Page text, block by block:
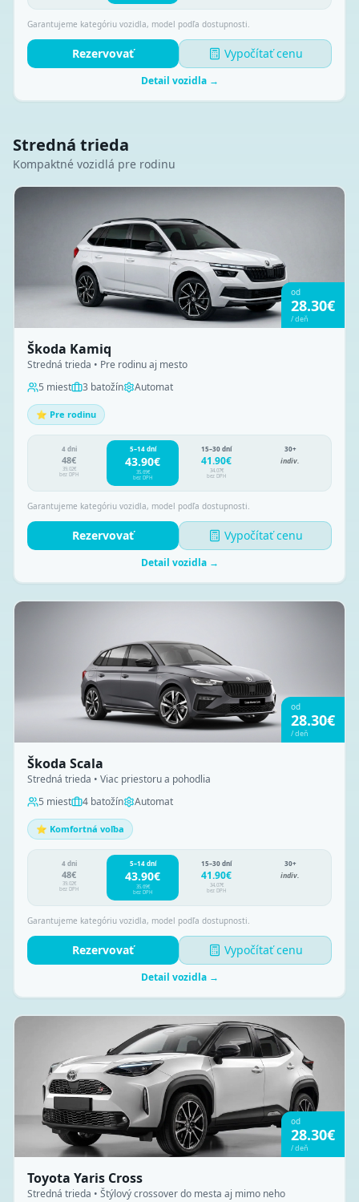
Garantujeme kategóriu vozidla, model podľa dostupnosti.
Rezervovať Vypočítať cenu
Detail vozidla →
Stredná trieda
Kompaktné vozidlá pre rodinu
od
28.30€
/deň
Škoda Kamiq
Stredná trieda • Pre rodinu aj mesto
5 miest 3 batožín Automat
⭐ Pre rodinu
4 dni
48€
39.02€
bez DPH
5–14 dní
43.90€
35.69€
bez DPH
15–30 dní
41.90€
34.07€
bez DPH
30+
indiv.
Garantujeme kategóriu vozidla, model podľa dostupnosti.
Rezervovať Vypočítať cenu
Detail vozidla →
od
28.30€
/deň
Škoda Scala
Stredná trieda • Viac priestoru a pohodlia
5 miest 4 batožín Automat
⭐ Komfortná voľba
4 dni
48€
39.02€
bez DPH
5–14 dní
43.90€
35.69€
bez DPH
15–30 dní
41.90€
34.07€
bez DPH
30+
indiv.
Garantujeme kategóriu vozidla, model podľa dostupnosti.
Rezervovať Vypočítať cenu
Detail vozidla →
od
28.30€
/deň
Toyota Yaris Cross
Stredná trieda • Štýlový crossover do mesta aj mimo neho